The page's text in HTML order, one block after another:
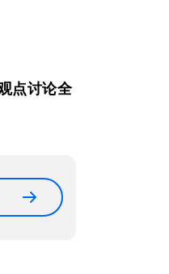
点讨论全